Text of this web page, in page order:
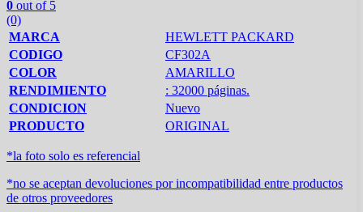
0 out of 5
(0)
MARCA
HEWLETT PACKARD
CODIGO
CF302A
COLOR
AMARILLO
RENDIMIENTO
: 32000 páginas.
CONDICION
Nuevo
PRODUCTO
ORIGINAL
*la foto solo es referencial
*no se aceptan devoluciones por incompatibilidad entre productos
de otros proveedores